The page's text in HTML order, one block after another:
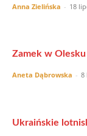
Anna Zielińska - 18
Zamek w
Aneta Dąbrowska - 8
Ukraińskie